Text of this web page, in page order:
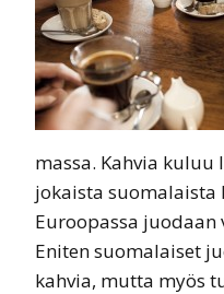
massa. Kahvia kuluu
jokaista suomalaista
Euroopassa
Eniten suomalaiset
kahvia, mutta myös